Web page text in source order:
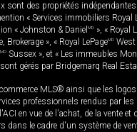
sont des propriétés
« Services immobiliers Royal
« Johnston & Daniel MD », « Royal
Brokerage », « Royal LePageMD West
MD Sussex », et « Les immeubles
gérés par Bridgemarq Real
MLS® ainsi que les
professionnels rendus par les
en vue de l'achat, de la vente et
dans le cadre d'un système de